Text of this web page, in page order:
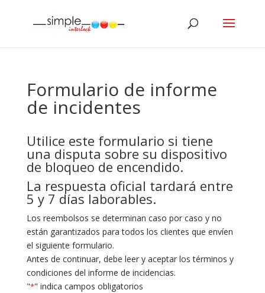
Formulario de informe
de incidentes
Utilice este formulario si tiene
una disputa sobre su dispositivo
de bloqueo de encendido.
La respuesta oficial tardará entre
5 y 7 días laborables.
Los reembolsos se determinan caso por caso y no
están garantizados para todos los clientes que envíen
el siguiente formulario.
Antes de continuar, debe leer y aceptar los términos y
condiciones del informe de incidencias.
"*" indica campos obligatorios